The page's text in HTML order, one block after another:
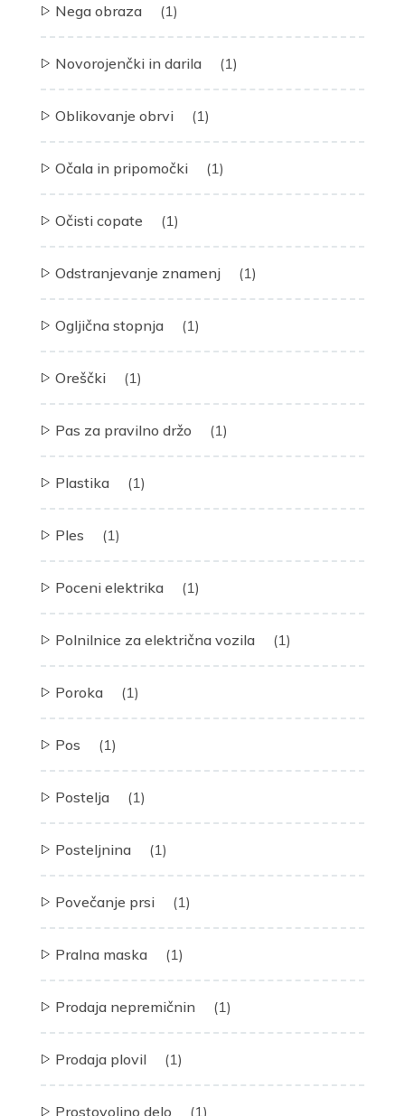
Nega obraza (1)
Novorojenčki in darila (1)
Oblikovanje obrvi (1)
Očala in pripomočki (1)
Očisti copate (1)
Odstranjevanje znamenj (1)
Ogljična stopnja (1)
Oreščki (1)
Pas za pravilno držo (1)
Plastika (1)
Ples (1)
Poceni elektrika (1)
Polnilnice za električna vozila (1)
Poroka (1)
Pos (1)
Postelja (1)
Posteljnina (1)
Povečanje prsi (1)
Pralna maska (1)
Prodaja nepremičnin (1)
Prodaja plovil (1)
Prostovoljno delo (1)